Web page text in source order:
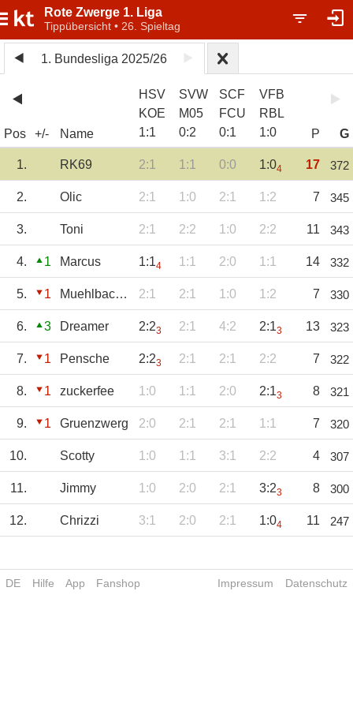
Rote Zwerge 1. Liga
Tippübersicht • 26. Spieltag
1. Bundesliga 2025/26
Pos +/- Name
HSV
KOE
1:1
SVW
M05
0:2
SCF
FCU
0:1
VFB
RBL
1:0 P G
1. RK69 2:1 1:1 0:0 1:04 17 372
2. Olic 2:1 1:0 2:1 1:2 7 345
3. Toni 2:1 2:2 1:0 2:2 11 343
4. 1 Marcus 1:14 1:1 2:0 1:1 14 332
5. 1 Muehlbachtipp 2:1 2:1 1:0 1:2 7 330
6. 3 Dreamer 2:23 2:1 4:2 2:13 13 323
7. 1 Pensche 2:23 2:1 2:1 2:2 7 322
8. 1 zuckerfee 1:0 1:1 2:0 2:13 8 321
9. 1 Gruenzwerg 2:0 2:1 2:1 1:1 7 320
10. Scotty 1:0 1:1 3:1 2:2 4 307
11. Jimmy 1:0 2:0 2:1 3:23 8 300
12. Chrizzi 3:1 2:0 2:1 1:04 11 247
DE Hilfe App Fanshop Impressum Datenschutz